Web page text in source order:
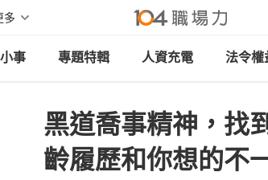
多
事 專題特輯 人資充電 法令權
黑道喬事精神，找
齡履歷和你想的不